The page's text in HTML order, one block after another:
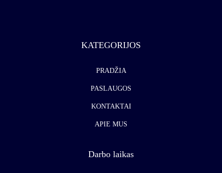
KATEGORIJOS
PRADŽIA
PASLAUGOS
KONTAKTAI
APIE MUS
Darbo laikas